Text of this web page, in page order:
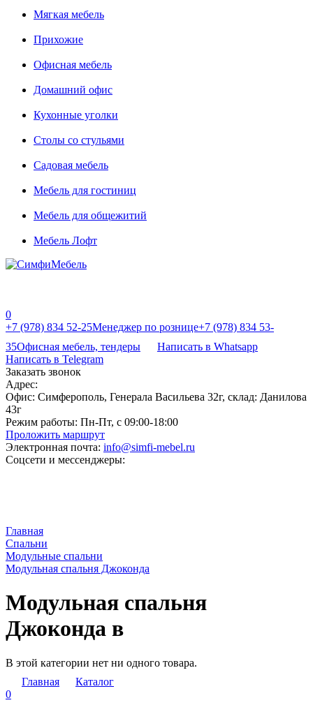
Мягкая мебель
Прихожие
Офисная мебель
Домашний офис
Кухонные уголки
Столы со стульями
Садовая мебель
Мебель для гостиниц
Мебель для общежитий
Мебель Лофт
0
+7 (978) 834 52-25Менеджер по рознице+7 (978) 834 53-
35Офисная мебель, тендеры
Написать в Whatsapp
Написать в Telegram
Заказать звонок
Адрес:
Офис: Симферополь, Генерала Васильева 32г, склад: Данилова
43г
Режим работы: Пн-Пт, с 09:00-18:00
Проложить маршрут
Электронная почта: info@simfi-mebel.ru
Соцсети и мессенджеры:
Главная
Cпальни
Модульные спальни
Модульная спальня Джоконда
Модульная спальня
Джоконда в
В этой категории нет ни одного товара.
Главная
Каталог
0